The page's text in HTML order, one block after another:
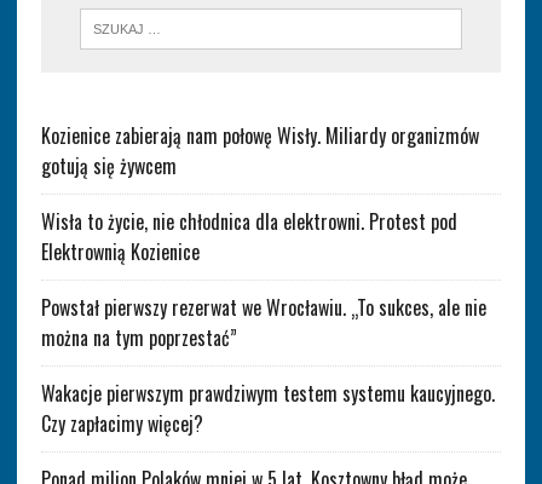
Kozienice zabierają nam połowę Wisły. Miliardy organizmów
gotują się żywcem
Wisła to życie, nie chłodnica dla elektrowni. Protest pod
Elektrownią Kozienice
Powstał pierwszy rezerwat we Wrocławiu. „To sukces, ale nie
można na tym poprzestać”
Wakacje pierwszym prawdziwym testem systemu kaucyjnego.
Czy zapłacimy więcej?